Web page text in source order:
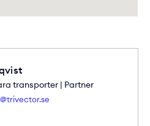
transporter | Partner